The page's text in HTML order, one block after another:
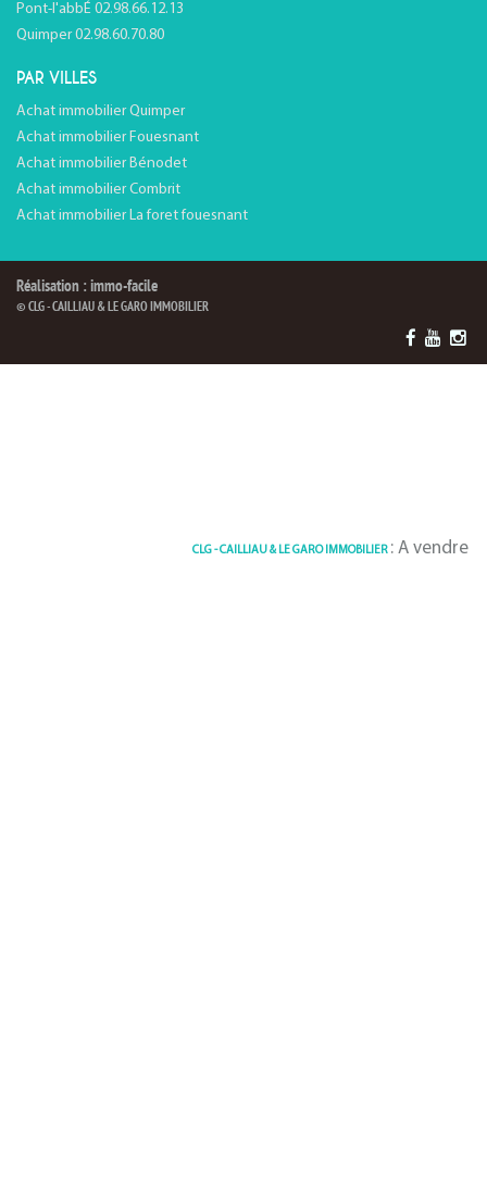
Pont-l'abbÉ 02.98.66.12.13
Quimper 02.98.60.70.80
PAR VILLES
Achat immobilier Quimper
Achat immobilier Fouesnant
Achat immobilier Bénodet
Achat immobilier Combrit
Achat immobilier La foret fouesnant
Réalisation : immo-facile
© CLG - CAILLIAU & LE GARO IMMOBILIER
CLG - CAILLIAU & LE GARO IMMOBILIER: A vendre Maison